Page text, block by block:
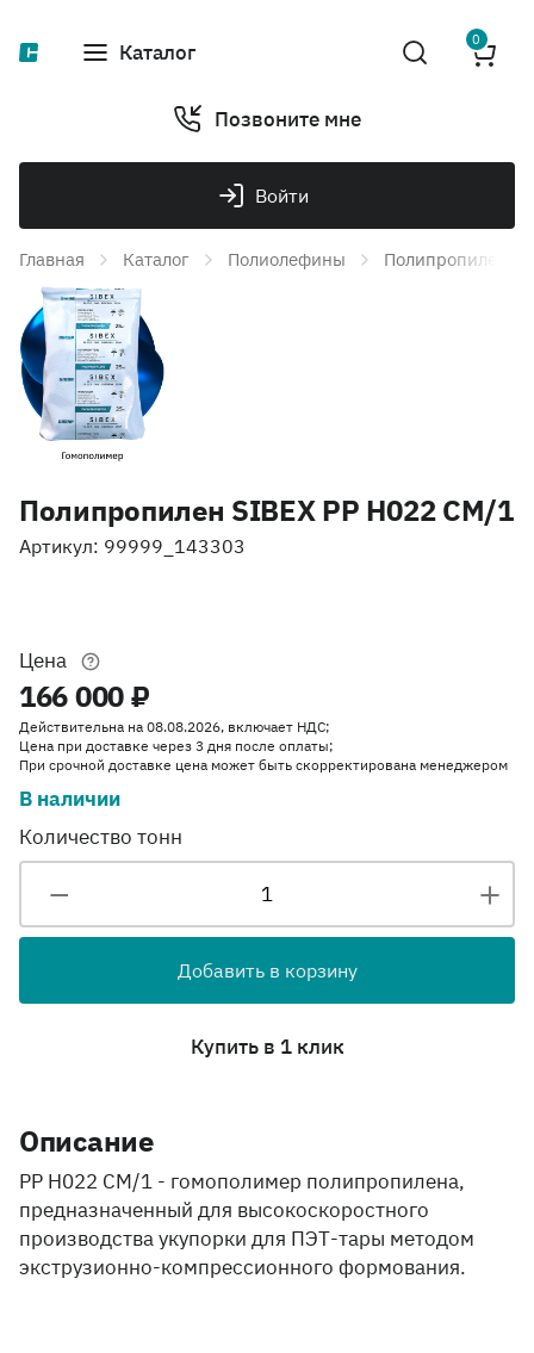
Каталог 0
Позвоните мне
Войти
Главная Каталог Полиолефины Полипропилен
Полипропилен SIBEX PP H022 CM/1
Артикул: 99999_143303
Цена
166 000 ₽
Действительна на 08.08.2026, включает НДС;
Цена при доставке через 3 дня после оплаты;
При срочной доставке цена может быть скорректирована менеджером
В наличии
Количество тонн
Добавить в корзину
Купить в 1 клик
Описание
PP H022 CM/1 - гомополимер полипропилена,
предназначенный для высокоскоростного
производства укупорки для ПЭТ-тары методом
экструзионно-компрессионного формования.